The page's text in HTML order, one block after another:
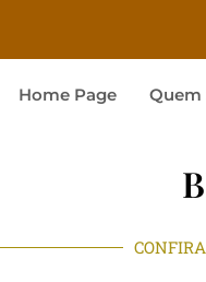
Home Page Quem